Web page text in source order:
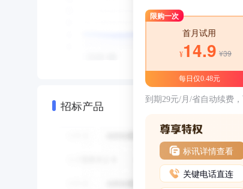
招标产品
限购一次
首月试用
¥14.9 ¥39
每日仅0.48元
到期29元/月/省自动续费，
标讯详情查看
关键电话直连